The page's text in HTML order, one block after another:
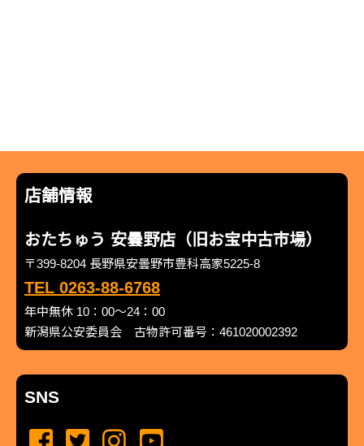
店舗情報
おたちゅう 安曇野店（旧お宝中古市場）
〒399-8204 長野県安曇野市豊科高家5225-8
TEL 0263-88-6768
年中無休 10：00～24：00
新潟県公安委員会 古物許可番号：461020002392
SNS